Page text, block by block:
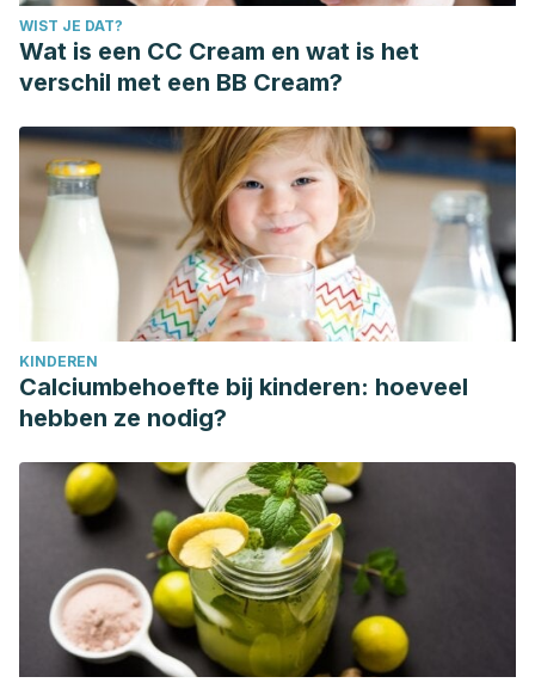
WIST JE DAT?
Wat is een CC Cream en wat is het
verschil met een BB Cream?
KINDEREN
Calciumbehoefte bij kinderen: hoeveel
hebben ze nodig?